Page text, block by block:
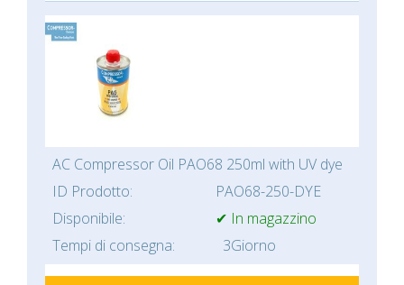
AC Compressor Oil PAO68 250ml with UV dye
ID Prodotto:
PAO68-250-DYE
Disponibile:
✔ In magazzino
Tempi di consegna:
3Giorno